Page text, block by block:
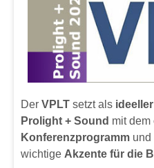
Der VPLT setzt als
Prolight + Sound mit dem
Konferenzprogramm und
wichtige Akzente für die